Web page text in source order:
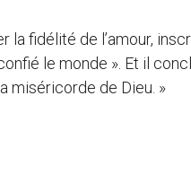
la fidélité de l’amour,
le monde ». Et il
miséricorde de Dieu. »